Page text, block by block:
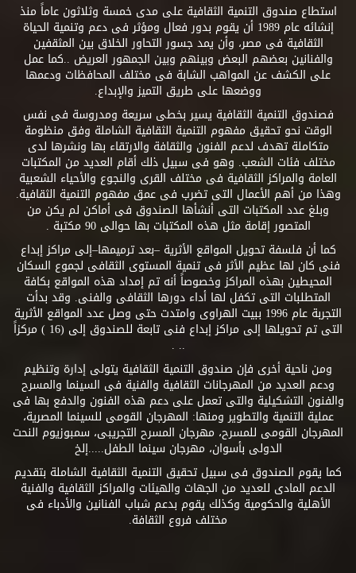
استطاع صندوق التنمية الثقافية على مدى خمسة وثلاثون عاماً منذ
إنشائه عام 1989 أن يقوم بدور فعال ومؤثر فى دعم وتنمية الحياة
الثقافية فى مصر، وأن يمد جسور التحاور الخلاق بين المثقفين
والفنانين بعضهم البعض وبينهم وبين الجمهور العريض ..كما عمل
على الكشف عن المواهب الشابة فى مختلف المحافظات ودعمها
ووضعها على طريق التميز والإبداع.
فصندوق التنمية الثقافية يسير بخطى سريعة ومدروسة فى نفس
الوقت نحو تحقيق مفهوم التنمية الثقافية الشاملة وفق منظومة
متكاملة تهدف لدعم الفنون والثقافة والارتقاء بها ونشرها لدى
مختلف فئات الشعب. وهو فى سبيل ذلك أقام العديد من المكتبات
العامة والمراكز الثقافية فى مختلف القرى والنجوع والأحياء الشعبية
وهذا من أهم الأعمال التى تضرب فى عمق مفهوم التنمية الثقافية.
وبلغ عدد المكتبات التى أنشأها الصندوق فى أماكن لم يكن من
المتصور إقامة مثل هذه المكتبات بها حوالى 90 مكتبة .
كما أن فلسفة تحويل المواقع الأثرية –بعد ترميمها–إلى مراكز إبداع
فنى كان لها عظيم الأثر فى تنمية المستوى الثقافى لجموع السكان
المحيطين بهذه المراكز وخصوصاً أنه تم إمداد هذه المواقع بكافة
المتطلبات التى تكفل لها أداء دورها الثقافى والفنى. وقد بدأت
التجربة عام 1996 ببيت الهراوى وامتدت حتى وصل عدد المواقع الأثرية
التى تم تحويلها إلى مراكز إبداع فنى تابعة للصندوق إلى (16 ) مركزاً
.. .
ومن ناحية أخرى فإن صندوق التنمية الثقافية يتولى إدارة وتنظيم
ودعم العديد من المهرجانات الثقافية والفنية فى السينما والمسرح
والفنون التشكيلية والتى تعمل على دعم هذه الفنون والدفع بها فى
عملية التنمية والتطوير ومنها: المهرجان القومى للسينما المصرية،
المهرجان القومى للمسرح، مهرجان المسرح التجريبى، سمبوزيوم النحت
الدولى بأسوان، مهرجان سينما الطفل.....إلخ
كما يقوم الصندوق فى سبيل تحقيق التنمية الثقافية الشاملة بتقديم
الدعم المادى للعديد من الجهات والهيئات والمراكز الثقافية والفنية
الأهلية والحكومية وكذلك يقوم بدعم شباب الفنانين والأدباء فى
مختلف فروع الثقافة.